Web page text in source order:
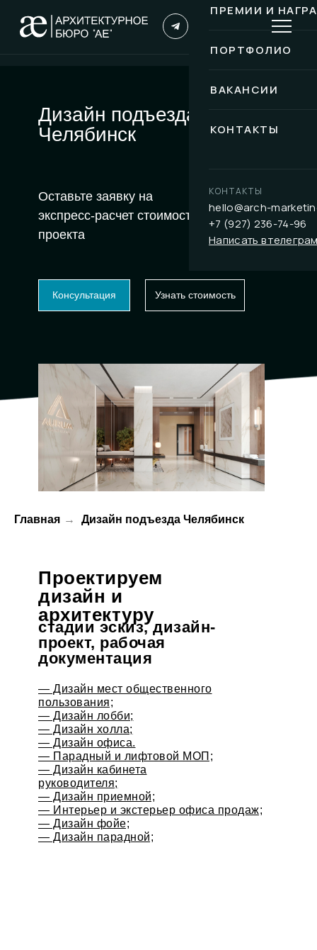
ПРЕМИИ И
ПОРТФОЛИО
ВАКАНСИИ
КОНТАКТЫ
КОНТАКТЫ
hello@arch-
+7 (927) 236-74-96
Написать в
Дизайн подъезда
Челябинск
Консультация Узнать стоимость
Оставьте заявку на
экспресс-расчет стоимости
проекта
Главная → Дизайн подъезда Челябинск
Проектируем
дизайн и
архитектуру
— Дизайн мест общественного
пользования;
— Дизайн лобби;
— Дизайн холла;
— Дизайн офиса.
— Парадный и лифтовой МОП;
— Дизайн кабинета
руководителя;
— Дизайн приемной;
— Интерьер и экстерьер офиса продаж;
— Дизайн фойе;
— Дизайн парадной;
стадии эскиз, дизайн-
проект, рабочая
документация